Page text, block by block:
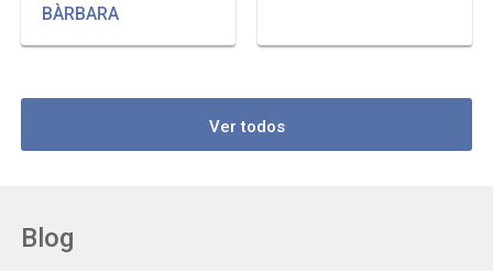
BÀRBARA
Ver todos
Blog